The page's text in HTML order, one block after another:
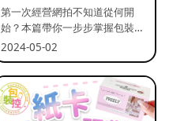
第一次經營網拍不知道從何開
始？本篇帶你一步步掌握包裝流
程與出貨前檢查重點。
2024-05-02